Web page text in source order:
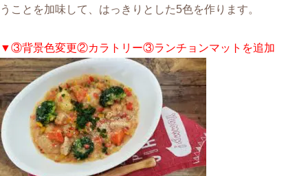
うことを加味して、はっきりとした5色を作ります。
▼③背景色変更②カラトリー③ランチョンマットを追加